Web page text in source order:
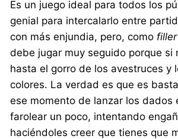
Es un juego ideal para todos los
genial para intercalarlo entre
con más enjundia, pero, como
debe jugar muy seguido porque si
hasta el gorro de los avestruces y
colores. La verdad es que es
ese momento de lanzar los dados
farolear un poco, intentando
haciéndoles creer que tienes que